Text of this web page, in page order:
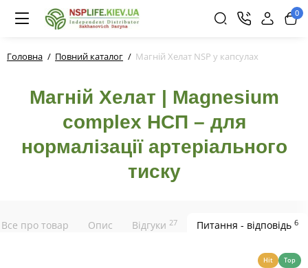
0
Головна Повний каталог Магній Хелат NSP у капсулах
Магній Хелат | Magnesium
complex НСП – для
нормалізації артеріального
тиску
Все про товар Опис Відгуки 27 Питання - відповідь 6
Hit Top